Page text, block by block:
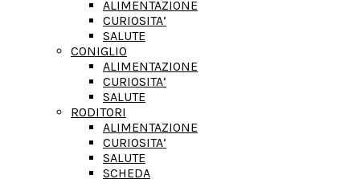
ALIMENTAZIONE
CURIOSITA’
SALUTE
CONIGLIO
ALIMENTAZIONE
CURIOSITA’
SALUTE
RODITORI
ALIMENTAZIONE
CURIOSITA’
SALUTE
SCHEDA